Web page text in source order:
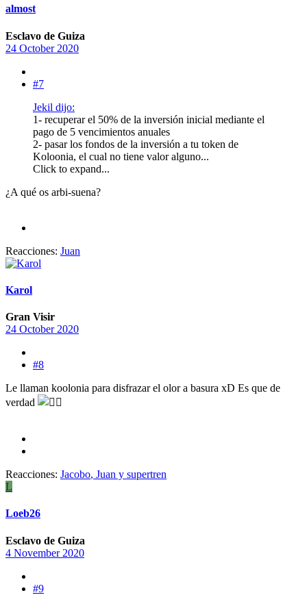
almost
Esclavo de Guiza
24 October 2020
#7
Jekil dijo:
1- recuperar el 50% de la inversión inicial mediante el
pago de 5 vencimientos anuales
2- pasar los fondos de la inversión a tu token de
Koloonia, el cual no tiene valor alguno...
Click to expand...
¿A qué os arbi-suena?
Reacciones: Juan
Karol
Gran Visir
24 October 2020
#8
Le llaman koolonia para disfrazar el olor a basura xD Es que de
verdad
Reacciones: Jacobo, Juan y supertren
L
Loeb26
Esclavo de Guiza
4 November 2020
#9